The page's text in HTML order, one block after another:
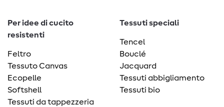
Per idee di cucito
resistenti
Feltro
Tessuto Canvas
Ecopelle
Softshell
Tessuti da tappezzeria
Tessuti speciali
Tencel
Bouclé
Jacquard
Tessuti abbigliamento
Tessuti bio